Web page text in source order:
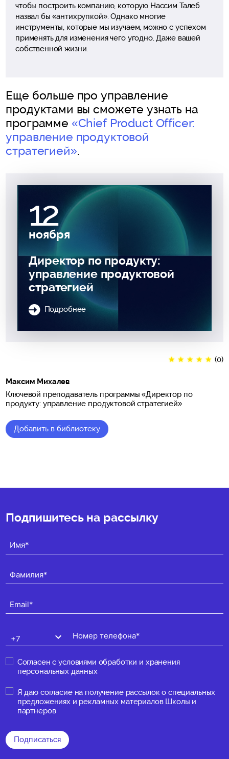
чтобы построить компанию, которую Нассим Талеб
назвал бы «антихрупкой». Однако многие
инструменты, которые мы изучаем, можно с успехом
применять для изменения чего угодно. Даже вашей
собственной жизни.
Еще больше про управление
продуктами вы сможете узнать на
программе «Chief Product Officer:
управление продуктовой
стратегией».
12
ноября
Директор по продукту:
управление продуктовой
стратегией
Подробнее
★ ★ ★ ★ ★ (0)
Максим Михалев
Ключевой преподаватель программы «Директор по
продукту: управление продуктовой стратегией»
Добавить в библиотеку
Подпишитесь на рассылку
Согласен сусловиями обработки и хранения
персональных данных
Я даю согласие на получение рассылок о специальных
предложениях и рекламных материалов Школы и
партнеров
Подписаться